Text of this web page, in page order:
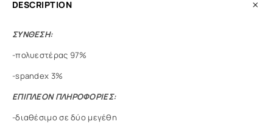
DESCRIPTION
ΣΥΝΘΕΣΗ:
-πολυεστέρας 97%
-spandex 3%
ΕΠΙΠΛΕΟΝ ΠΛΗΡΟΦΟΡΙΕΣ:
-διαθέσιμο σε δύο μεγέθη